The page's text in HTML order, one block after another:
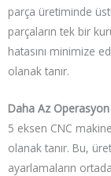
parça üretiminde
parçaların tek bir
hatasını minimize
olanak tanır.
Daha Az Operasyon
5 eksen CNC
olanak tanır. Bu,
ayarlamaların